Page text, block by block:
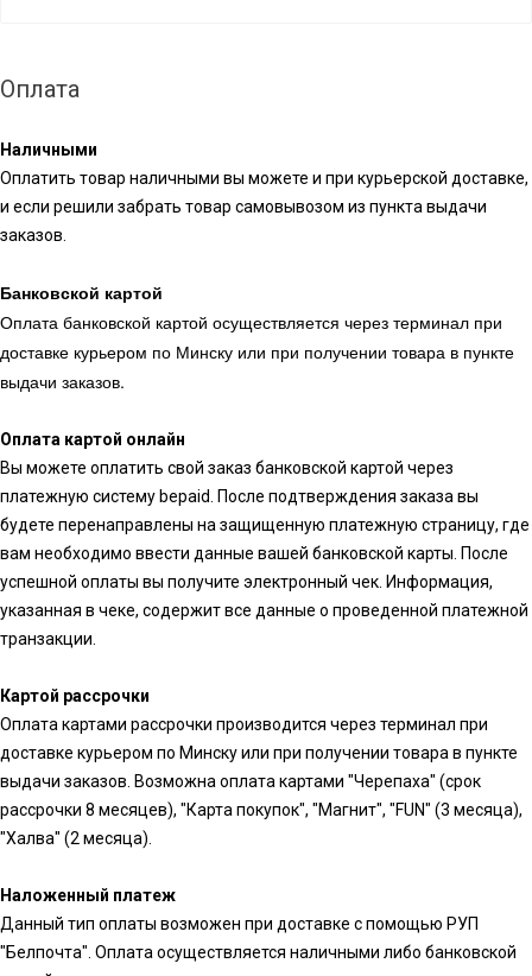
Оплата
Наличными
Оплатить товар наличными вы можете и при курьерской доставке,
и если решили забрать товар самовывозом из пункта выдачи
заказов.
Банковской картой
Оплата банковской картой осуществляется через терминал при
доставке курьером по Минску или при получении товара в пункте
выдачи заказов.
Оплата картой онлайн
Вы можете оплатить свой заказ банковской картой через
платежную систему bepaid. После подтверждения заказа вы
будете перенаправлены на защищенную платежную страницу, где
вам необходимо ввести данные вашей банковской карты. После
успешной оплаты вы получите электронный чек. Информация,
указанная в чеке, содержит все данные о проведенной платежной
транзакции.
Картой рассрочки
Оплата картами рассрочки производится через терминал при
доставке курьером по Минску или при получении товара в пункте
выдачи заказов. Возможна оплата картами "Черепаха" (срок
рассрочки 8 месяцев), "Карта покупок", "Магнит", "FUN" (3 месяца),
"Халва" (2 месяца).
Наложенный платеж
Данный тип оплаты возможен при доставке с помощью РУП
"Белпочта". Оплата осуществляется наличными либо банковской